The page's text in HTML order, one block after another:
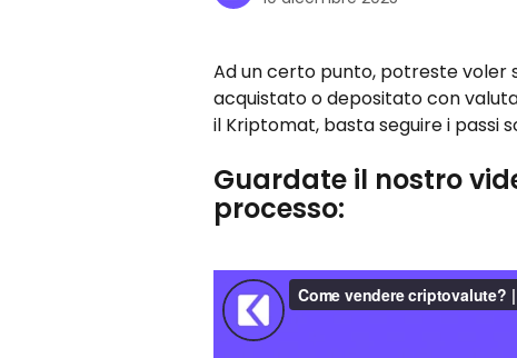
Ad un certo punto, potreste
acquistato o depositato con
il Kriptomat, basta seguire i passi
Guardate il nostro
processo: